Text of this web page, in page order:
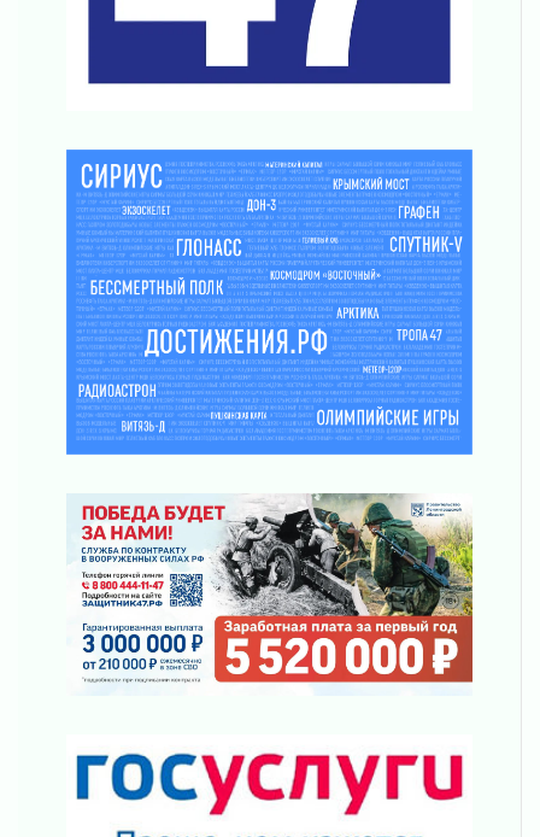
Поддержка волонтерских объединений
03 августа 2026
Музеи Ленобласти обновляют пространства
03 августа 2026
Новая площадка: 2027
03 августа 2026
Часть медиков в Ленобласти сможет
рассчитывать на доплату от региона
03 августа 2026
За сутки в Ленинградской области
ликвидировали 10 пожаров
03 августа 2026
Клюква наливается, но в корзинку пока не
03 августа 2026
Строительные компании Ленобласти
подняли зарплаты почти на 40% за год
03 августа 2026
Шесть новых жизней в честь дня рождения
Ленинградской области
03 августа 2026
Ленобласть отмечает День Воздушно-
десантных войск